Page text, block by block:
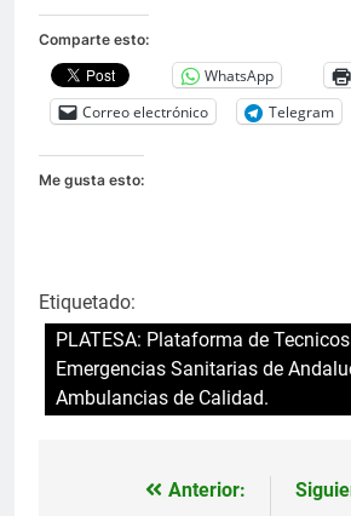
Comparte esto:
WhatsApp
Correo electrónico
Telegram
Me gusta esto:
Etiquetado:
PLATESA: Plataforma de
Emergencias Sanitarias de
Ambulancias de Calidad.
Navegación
Anterior: